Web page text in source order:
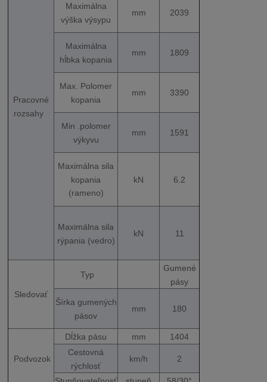
Pracovné
rozsahy
Maximálna
výška výsypu
mm 2039
Maximálna
hĺbka kopania
mm 1809
Max. Polomer
kopania
mm 3390
Min .polomer
výkyvu
mm 1591
Maximálna sila
kopania
(rameno)
kN 6.2
Maximálna sila
rýpania (vedro)
kN 11
Sledovať
Typ
Gumené
pásy
Šírka gumených
pásov
mm 180
Podvozok
Dĺžka pásu mm
1404
Cestovná
rýchlosť
km/h 2